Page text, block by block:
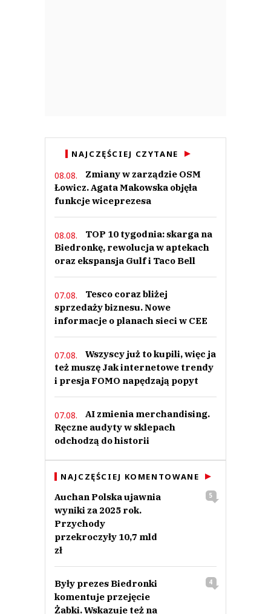
NAJCZĘŚCIEJ CZYTANE
08.08.
Zmiany w zarządzie OSM
Łowicz. Agata Makowska objęła
funkcje wiceprezesa
08.08.
TOP 10 tygodnia: skarga na
Biedronkę, rewolucja w aptekach
oraz ekspansja Gulf i Taco Bell
07.08.
Tesco coraz bliżej
sprzedaży biznesu. Nowe
informacje o planach sieci w CEE
07.08.
Wszyscy już to kupili, więc ja
też muszę Jak internetowe trendy
i presja FOMO napędzają popyt
07.08.
AI zmienia merchandising.
Ręczne audyty w sklepach
odchodzą do historii
NAJCZĘŚCIEJ KOMENTOWANE
Auchan Polska ujawnia
wyniki za 2025 rok.
Przychody
przekroczyły 10,7 mld
zł
5
Były prezes Biedronki
komentuje przejęcie
Żabki. Wskazuje też na
4